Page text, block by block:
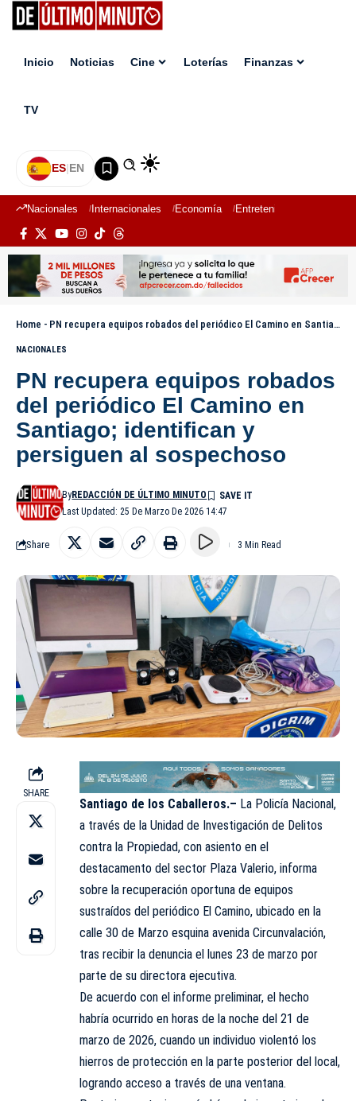
Inicio Noticias Cine Loterías Finanzas
TV
ES|EN
Nacionales Internacionales Economía Entretenimiento
Home - PN recupera equipos robados del periódico El Camino en Santiago; identifican y persiguen al sospechoso
NACIONALES
PN recupera equipos robados
del periódico El Camino en
Santiago; identifican y
persiguen al sospechoso
Last Updated: 25 De Marzo De 2026 14:47
ByREDACCIÓN DE ÚLTIMO MINUTO
Share 3 Min Read
SHARE
Santiago de los Caballeros.– La Policía Nacional,
a través de la Unidad de Investigación de Delitos
contra la Propiedad, con asiento en el
destacamento del sector Plaza Valerio, informa
sobre la recuperación oportuna de equipos
sustraídos del periódico El Camino, ubicado en la
calle 30 de Marzo esquina avenida Circunvalación,
tras recibir la denuncia el lunes 23 de marzo por
parte de su directora ejecutiva.
De acuerdo con el informe preliminar, el hecho
habría ocurrido en horas de la noche del 21 de
marzo de 2026, cuando un individuo violentó los
hierros de protección en la parte posterior del local,
logrando acceso a través de una ventana.